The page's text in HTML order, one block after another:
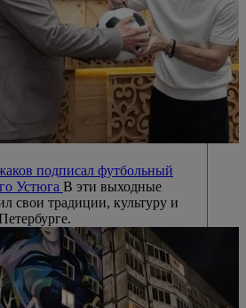
подписал футбольный
Устюга В эти выходные
свои традиции, культуру и